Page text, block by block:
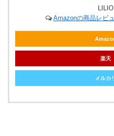
LILIO
Amazonの商品レビ
楽天
メルカ